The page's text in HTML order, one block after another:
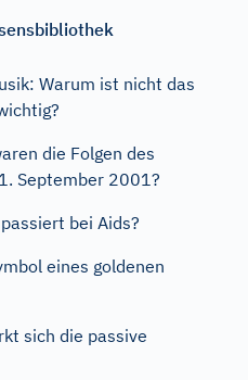
Warum ist nicht das
die Folgen des
September 2001?
bei Aids?
eines goldenen
sich die passive